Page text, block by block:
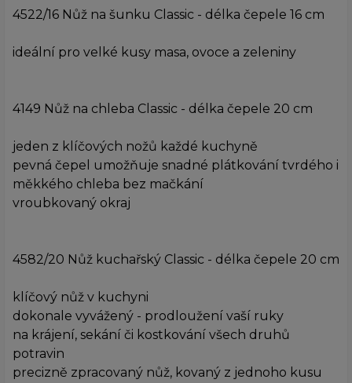
4522/16 Nůž na šunku Classic - délka čepele 16 cm
ideální pro velké kusy masa, ovoce a zeleniny
4149 Nůž na chleba Classic - délka čepele 20 cm
jeden z klíčových nožů každé kuchyně
pevná čepel umožňuje snadné plátkování tvrdého i
měkkého chleba bez mačkání
vroubkovaný okraj
4582/20 Nůž kuchařský Classic - délka čepele 20 cm
klíčový nůž v kuchyni
dokonale vyvážený - prodloužení vaší ruky
na krájení, sekání či kostkování všech druhů
potravin
precizně zpracovaný nůž, kovaný z jednoho kusu